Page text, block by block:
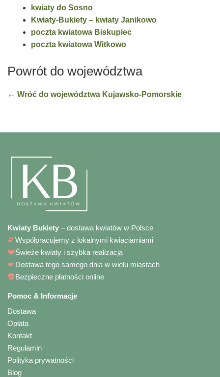
kwiaty do Sosno
Kwiaty-Bukiety – kwiaty Janikowo
poczta kwiatowa Biskupiec
poczta kwiatowa Witkowo
Powrót do województwa
← Wróć do województwa Kujawsko-Pomorskie
Kwiaty Bukiety – dostawa kwiatów w Polsce
Współpracujemy z lokalnymi kwiaciarniami
Świeże kwiaty i szybka realizacja
Dostawa tego samego dnia w wielu miastach
Bezpieczne płatności online
Pomoc & Informacje
Dostawa
Opłata
Kontakt
Regulamin
Polityka prywatności
Blog